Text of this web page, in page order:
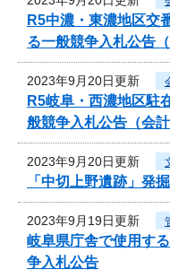
R5中濃・東濃地区交
る一般競争入札公告（
2023年9月20日更新
R5岐阜・西濃地区駐
般競争入札公告（会計
2023年9月20日更新
「中切上野遺跡」発
2023年9月19日更新
岐阜県庁舎で使用す
争入札公告